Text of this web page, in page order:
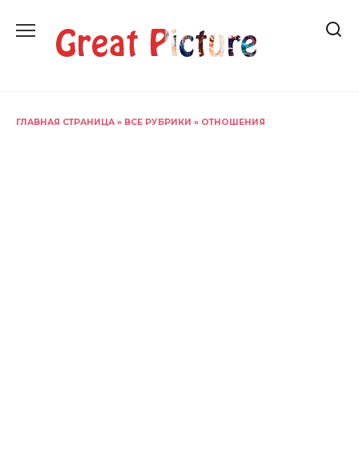
содержанию
ГЛАВНАЯ СТРАНИЦА » ВСЕ РУБРИКИ » ОТНОШЕНИЯ